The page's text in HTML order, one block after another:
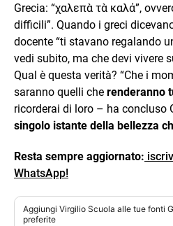
Grecia: “χαλεπὰ τὰ καλά”,
difficili”. Quando i greci
docente “ti stavano regalando
vedi subito, ma che devi vivere
Qual è questa verità? “Che i
saranno quelli che renderanno
ricorderai di loro – ha concluso
singolo istante della bellezza
Resta sempre aggiornato:
WhatsApp!
Aggiungi Virgilio Scuola alle tue fonti
preferite